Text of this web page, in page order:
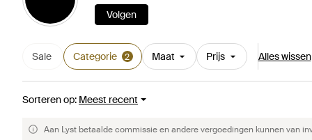
Volgen
Sale Categorie 2 Maat Prijs Alles wissen
Sorteren op: Meest recent
Aan Lyst betaalde commissie en andere vergoedingen kunnen van